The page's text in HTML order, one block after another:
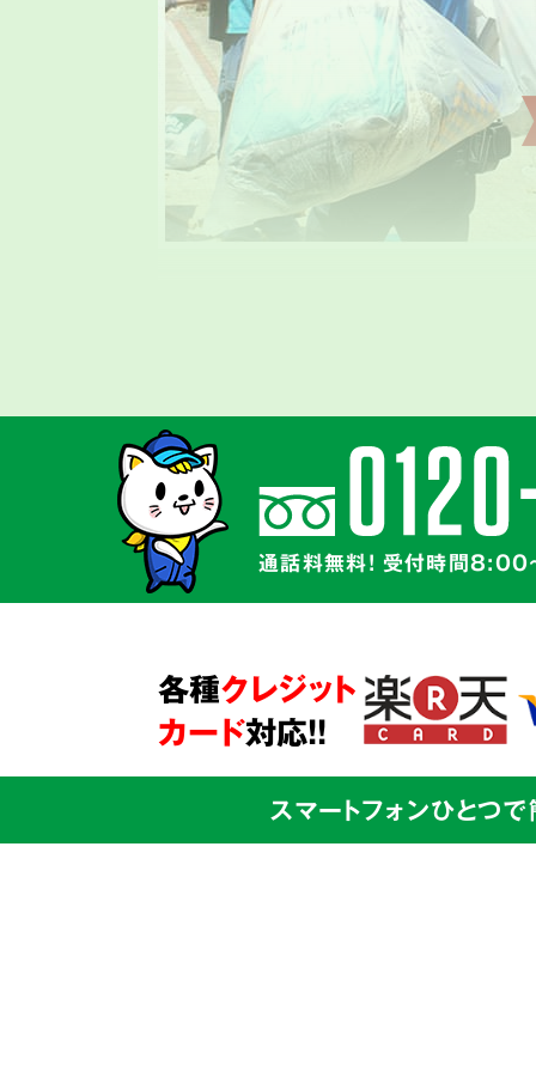
親切丁寧な対応
ゴミ屋敷はご本人様の精神的な問題
かかわるものです。そのため私たち
だけでなく、お客様の心に寄り添う
サービスを心がけています。
ご本人様からのご依頼も、ご家族の
問題解決に向けて全面的にサポート
03
通話料無料! 受付時間8:00
各種クレジット
カード対応!!
スマートフォンひとつ